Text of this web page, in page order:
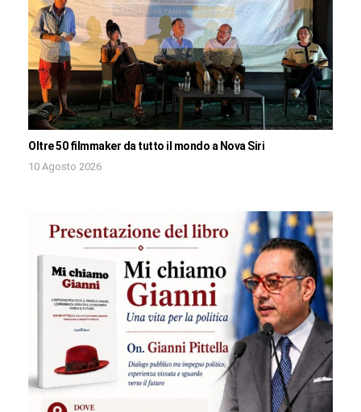
Oltre 50 filmmaker da tutto il mondo a Nova Siri
10 Agosto 2026